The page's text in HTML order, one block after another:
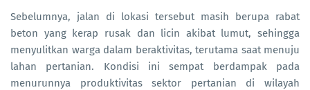
Sebelumnya, jalan di lokasi tersebut masih berupa rabat
beton yang kerap rusak dan licin akibat lumut, sehingga
menyulitkan warga dalam beraktivitas, terutama saat menuju
lahan pertanian. Kondisi ini sempat berdampak pada
menurunnya produktivitas sektor pertanian di wilayah